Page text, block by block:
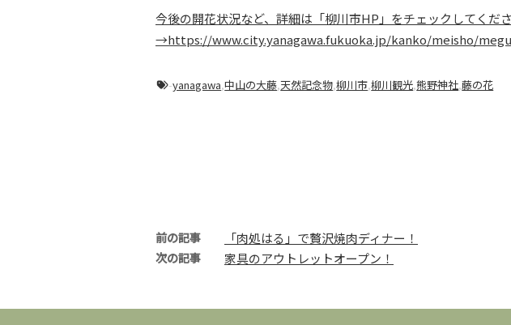
今後の開花状況など、詳細は「柳川市HP」をチェックしてくださ
→https://www.city.yanagawa.fukuoka.jp/kanko/meisho/
-yanagawa,中山の大藤,天然記念物,柳川市,柳川観光,熊野神社,藤の花
前の記事 「肉処はる」で贅沢焼肉ディナー！
次の記事 家具のアウトレットオープン！